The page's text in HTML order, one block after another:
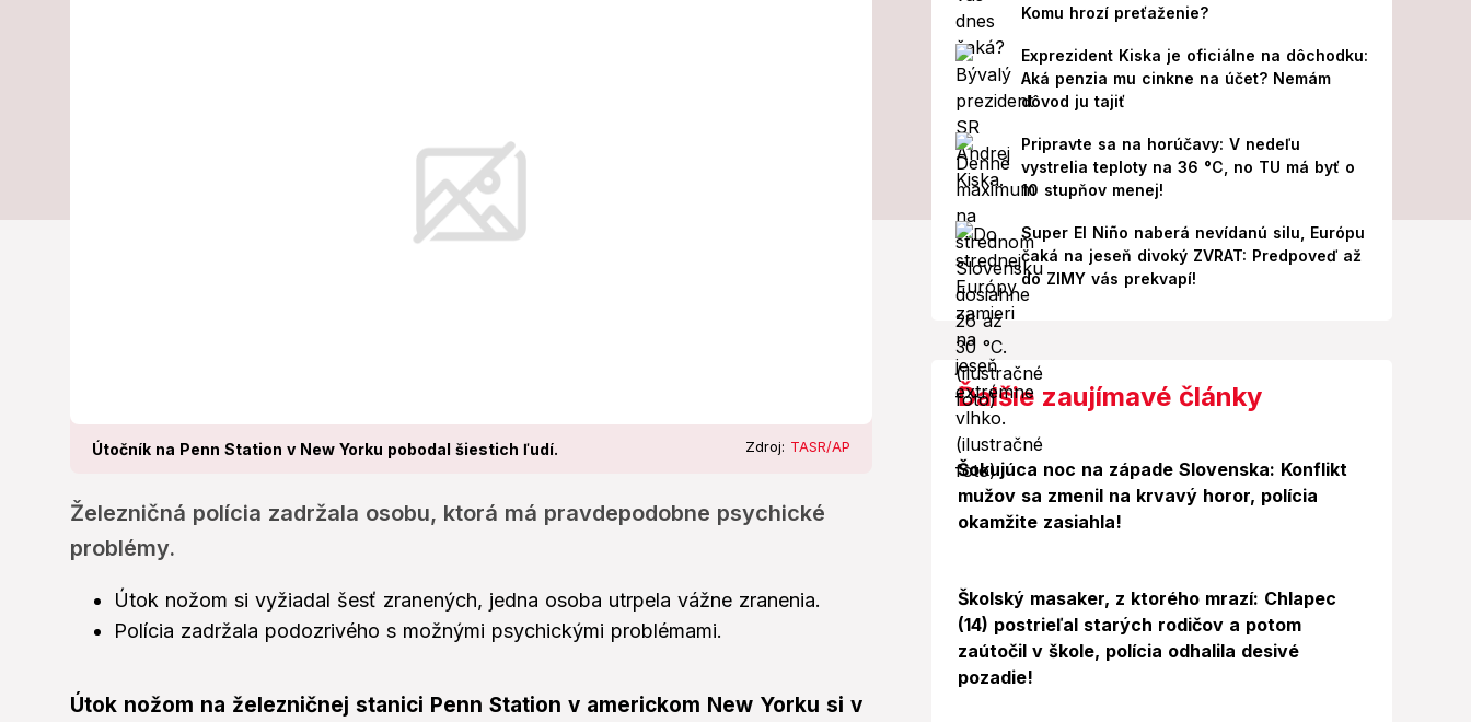
Útočník na Penn Station v New Yorku pobodal šiestich ľudí. Zdroj: TASR/AP
Železničná polícia zadržala osobu, ktorá má pravdepodobne psychické
problémy.
Železničná polícia zadržala osobu, ktorá má pravdepodobne psychické
Útok nožom si vyžiadal šesť zranených, jedna osoba utrpela vážne zranenia.
Polícia zadržala podozrivého s možnými psychickými problémami.
Útok nožom na železničnej stanici Penn Station v americkom New Yorku si v
Komu hrozí preťaženie?
Exprezident Kiska je oficiálne na dôchodku:
Aká penzia mu cinkne na účet? Nemám
dôvod ju tajiť
Pripravte sa na horúčavy: V nedeľu
vystrelia teploty na 36 °C, no TU má byť o
10 stupňov menej!
Super El Niño naberá nevídanú silu, Európu
čaká na jeseň divoký ZVRAT: Predpoveď až
do ZIMY vás prekvapí!
Ďalšie zaujímavé články
Šokujúca noc na západe Slovenska: Konflikt
mužov sa zmenil na krvavý horor, polícia
okamžite zasiahla!
Foto
Školský masaker, z ktorého mrazí: Chlapec
(14) postrieľal starých rodičov a potom
zaútočil v škole, polícia odhalila desivé
pozadie!